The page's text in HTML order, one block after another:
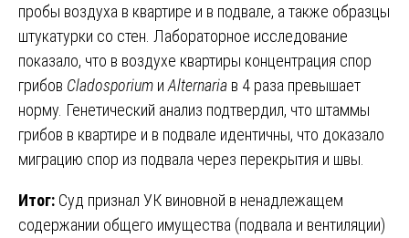
пробы воздуха в квартире и в подвале, а также образцы
штукатурки со стен. Лабораторное исследование
показало, что в воздухе квартиры концентрация спор
грибов Cladosporium и Alternaria в 4 раза превышает
норму. Генетический анализ подтвердил, что штаммы
грибов в квартире и в подвале идентичны, что доказало
миграцию спор из подвала через перекрытия и швы.
Итог: Суд признал УК виновной в ненадлежащем
содержании общего имущества (подвала и вентиляции)